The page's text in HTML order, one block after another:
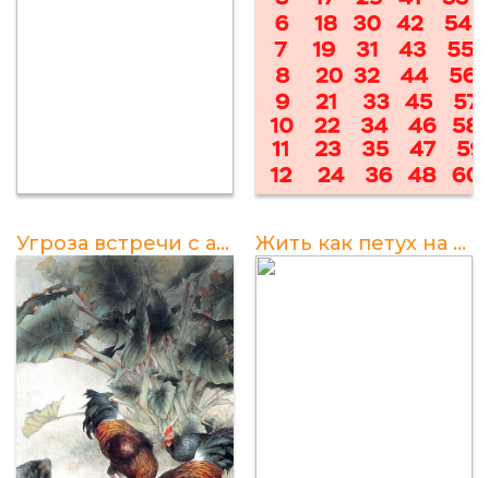
Угроза встречи с агрессивным петухом: важные факты и рекомендации Жить как петух на откорме: полезные советы для настоящего мачо!